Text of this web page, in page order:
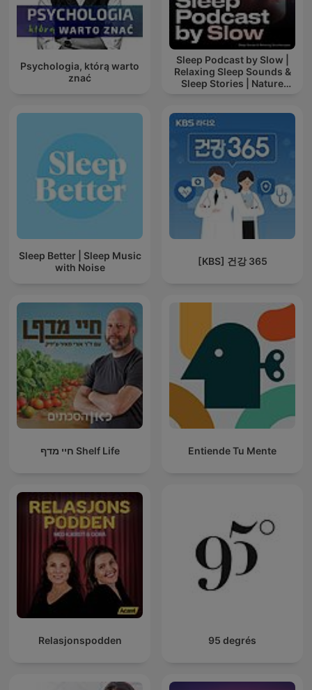
Psychologia, którą warto
znać
Sleep Podcast by Slow |
Relaxing Sleep Sounds &
Sleep Stories | Nature
Sleep Better | Sleep Music
with Noise
[KBS] 건강 365
חיי מדף Shelf Life Entiende Tu Mente
Relasjonspodden 95 degrés